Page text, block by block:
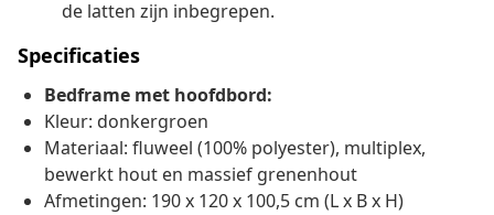
de latten zijn inbegrepen.
Specificaties
Bedframe met hoofdbord:
Kleur: donkergroen
Materiaal: fluweel (100% polyester), multiplex,
bewerkt hout en massief grenenhout
Afmetingen: 190 x 120 x 100,5 cm (L x B x H)